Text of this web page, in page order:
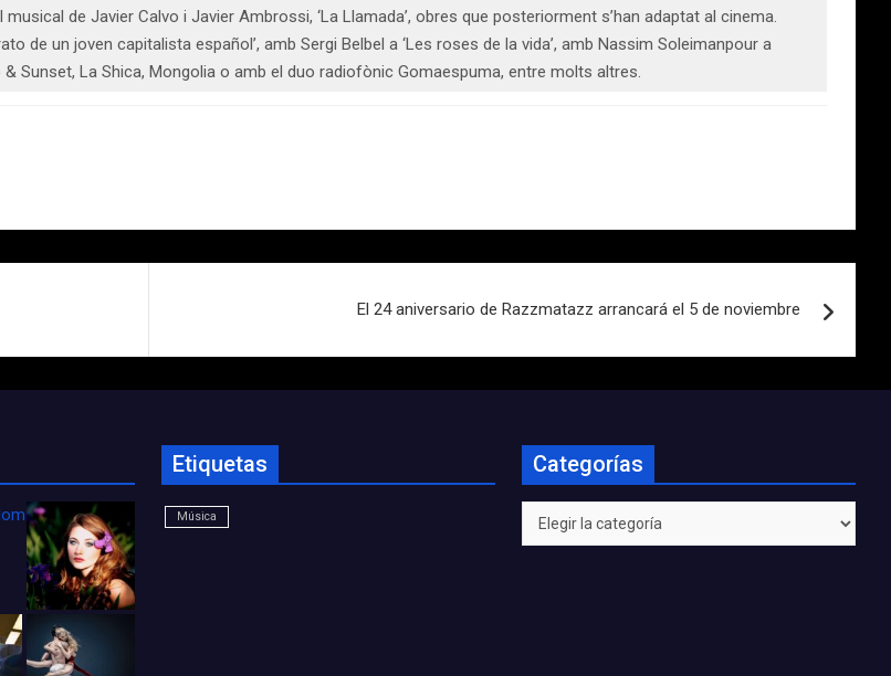
de Javier Calvo i Javier Ambrossi, ‘La Llamada’, obres que posteriorment s’han adaptat al cinema.
de un joven capitalista español’, amb Sergi Belbel a ‘Les roses de la vida’, amb Nassim Soleimanpour a
& Sunset, La Shica, Mongolia o amb el duo radiofònic Gomaespuma, entre molts altres.
El 24 aniversario de Razzmatazz arrancará el 5 de noviembre
Etiquetas
Música
Categorías
Categorías